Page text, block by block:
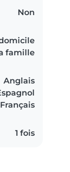
Non
famille
Anglais
Français
1 fois